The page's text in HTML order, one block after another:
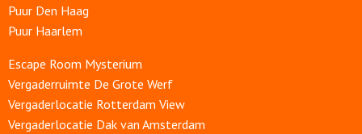
Puur Den Haag
Puur Haarlem
Escape Room Mysterium
Vergaderruimte De Grote Werf
Vergaderlocatie Rotterdam View
Vergaderlocatie Dak van Amsterdam